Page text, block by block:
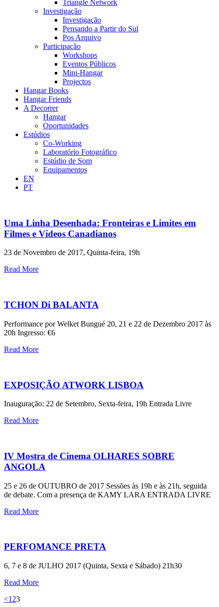
Triangle Network
Investigação
Investigação
Pensando a Partir do Sul
Pos Arquivo
Participação
Workshops
Eventos Públicos
Mini-Hangar
Projectos
Hangar Books
Hangar Friends
A Decorrer
Hangar
Oportunidades
Estúdios
Co-Working
Laboratório Fotográfico
Estúdio de Som
Equipamentos
EN
PT
Uma Linha Desenhada: Fronteiras e Limites em
Filmes e Vídeos Canadianos
23 de Novembro de 2017, Quinta-feira, 19h
Read More
TCHON Di BALANTA
Performance por Welket Bungué 20, 21 e 22 de Dezembro 2017 às
20h Ingresso: €6
Read More
EXPOSIÇÃO ATWORK LISBOA
Inauguração: 22 de Setembro, Sexta-feira, 19h Entrada Livre
Read More
IV Mostra de Cinema OLHARES SOBRE
ANGOLA
25 e 26 de OUTUBRO de 2017 Sessões às 19h e às 21h, seguida
de debate. Com a presença de KAMY LARA ENTRADA LIVRE
Read More
PERFOMANCE PRETA
6, 7 e 8 de JULHO 2017 (Quinta, Sexta e Sábado) 21h30
Read More
Paginação
<Page
1 Page
2Page
3